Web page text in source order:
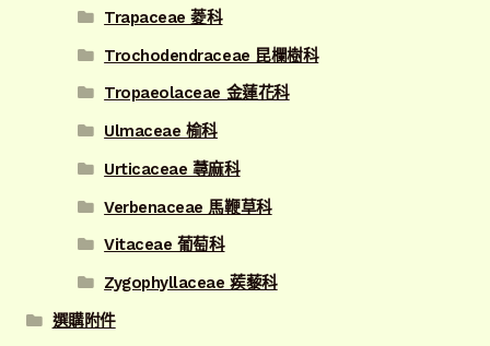
Trapaceae 菱科
Trochodendraceae 昆欄樹科
Tropaeolaceae 金蓮花科
Ulmaceae 榆科
Urticaceae 蕁麻科
Verbenaceae 馬鞭草科
Vitaceae 葡萄科
Zygophyllaceae 蒺藜科
選購附件